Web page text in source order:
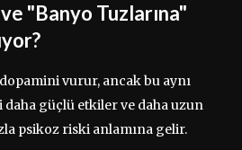
"Banyo Tuzlarına"
vurur, ancak bu aynı
güçlü etkiler ve daha uzun
psikoz riski anlamına gelir.